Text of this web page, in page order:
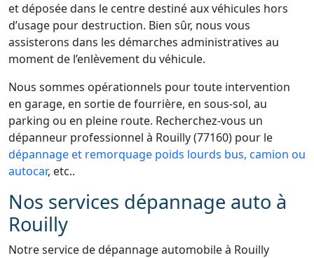
et déposée dans le centre destiné aux véhicules hors
d’usage pour destruction. Bien sûr, nous vous
assisterons dans les démarches administratives au
moment de l’enlèvement du véhicule.
Nous sommes opérationnels pour toute intervention
en garage, en sortie de fourrière, en sous-sol, au
parking ou en pleine route. Recherchez-vous un
dépanneur professionnel à Rouilly (77160) pour le
dépannage et remorquage poids lourds bus, camion ou
autocar, etc..
Nos services dépannage auto à
Rouilly
Notre service de dépannage automobile à Rouilly